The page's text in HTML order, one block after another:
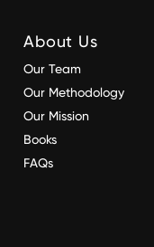
About Us
Our Team
Our Methodology
Our Mission
Books
FAQs